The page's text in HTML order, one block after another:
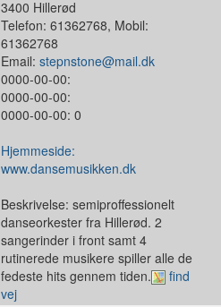
3400 Hillerød
Telefon: 61362768, Mobil:
61362768
Email: stepnstone@mail.dk
0000-00-00:
0000-00-00:
0000-00-00: 0
Hjemmeside:
www.dansemusikken.dk
Beskrivelse: semiproffessionelt
danseorkester fra Hillerød. 2
sangerinder i front samt 4
rutinerede musikere spiller alle de
fedeste hits gennem tiden.
find
vej